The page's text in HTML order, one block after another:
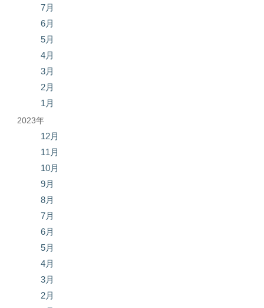
7月
6月
5月
4月
3月
2月
1月
2023年
12月
11月
10月
9月
8月
7月
6月
5月
4月
3月
2月